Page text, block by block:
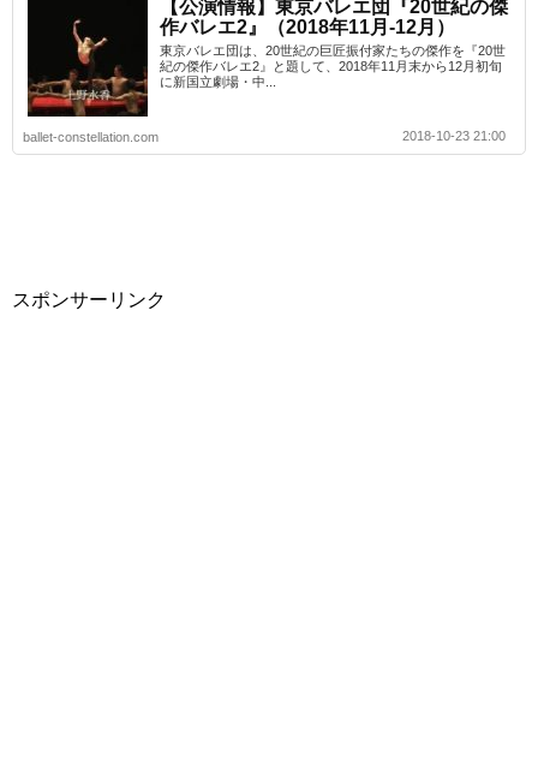
【公演情報】東京バレエ団『20世紀の傑
作バレエ2』（2018年11月‐12月）
東京バレエ団は、20世紀の巨匠振付家たちの傑作を『20世
紀の傑作バレエ2』と題して、2018年11月末から12月初旬
に新国立劇場・中...
ballet-constellation.com 2018-10-23 21:00
スポンサーリンク